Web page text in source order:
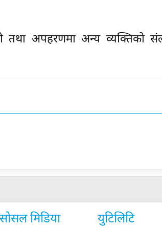
तथा अपहरणमा अन्य व्यक्तिको
सोसल मिडिया युटिलिटि